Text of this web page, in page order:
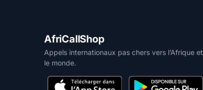
AfriCallShop
Appels internationaux pas chers vers l’Afrique et
le monde.